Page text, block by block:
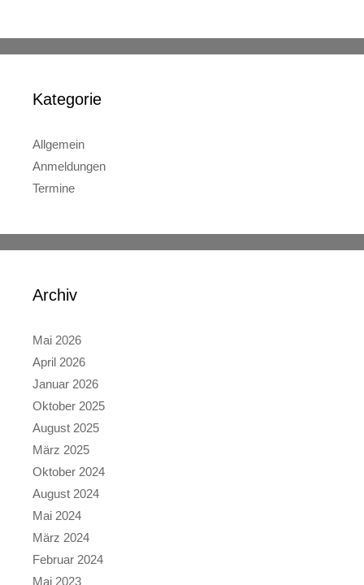
Kategorie
Allgemein
Anmeldungen
Termine
Archiv
Mai 2026
April 2026
Januar 2026
Oktober 2025
August 2025
März 2025
Oktober 2024
August 2024
Mai 2024
März 2024
Februar 2024
Mai 2023